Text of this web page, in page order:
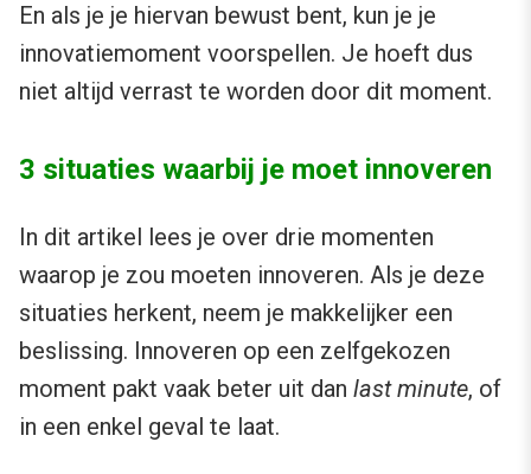
En als je je hiervan bewust bent, kun je je
innovatiemoment voorspellen. Je hoeft dus
niet altijd verrast te worden door dit moment.
3 situaties waarbij je moet innoveren
In dit artikel lees je over drie momenten
waarop je zou moeten innoveren. Als je deze
situaties herkent, neem je makkelijker een
beslissing. Innoveren op een zelfgekozen
moment pakt vaak beter uit dan last minute, of
in een enkel geval te laat.